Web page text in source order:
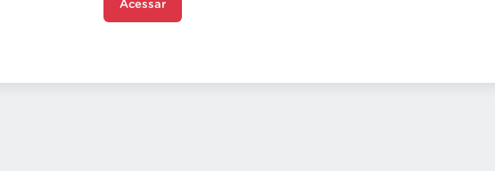
Acessar